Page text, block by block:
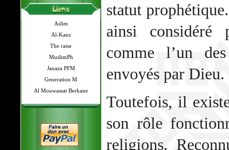
Aslim
Al-Kanz
The raise
MuslimPh
Janaza PFM
Generation M
Al Mouwassat Berkane
statut
ainsi considéré
comme l’un
envoyés par Dieu.
Toutefois, il
son rôle
religions.